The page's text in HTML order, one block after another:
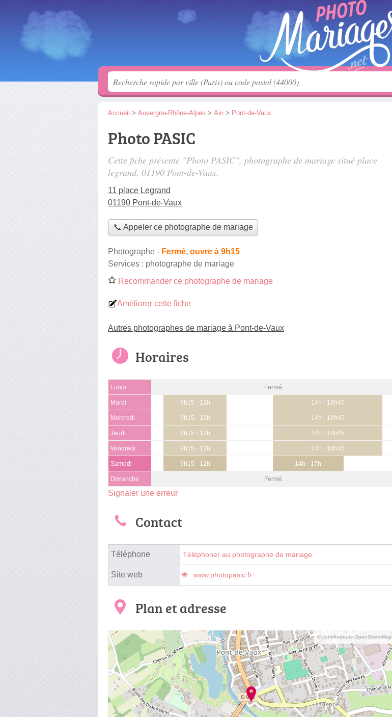
Accueil > Auvergne-Rhône-Alpes > Ain > Pont-de-Vaux
Photo PASIC
Cette fiche présente "Photo PASIC", photographe de mariage situé place
legrand, 01190 Pont-de-Vaux.
11 place Legrand
01190 Pont-de-Vaux
📞 Appeler ce photographe de mariage
Photographe - Fermé, ouvre à 9h15
Services : photographe de mariage
Recommander ce photographe de mariage
Améliorer cette fiche
Autres photographes de mariage à Pont-de-Vaux
Horaires
Lundi Fermé
Mardi 9h15 - 12h 14h - 18h45
Mercredi 9h15 - 12h 14h - 18h45
Jeudi 9h15 - 12h 14h - 18h45
Vendredi 9h15 - 12h 14h - 18h45
Samedi 9h15 - 12h 14h - 17h
Dimanche Fermé
Signaler une erreur
Contact
Téléphone Téléphoner au photographe de mariage
Site web www.photopasic.fr
Plan et adresse
© contributeurs OpenStreetMap